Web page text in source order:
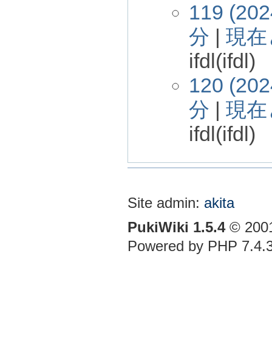
119
分 | 現
ifdl(ifdl)
120
分 | 現
ifdl(ifdl)
Site admin: akita
PukiWiki 1.5.4©
Powered by PHP